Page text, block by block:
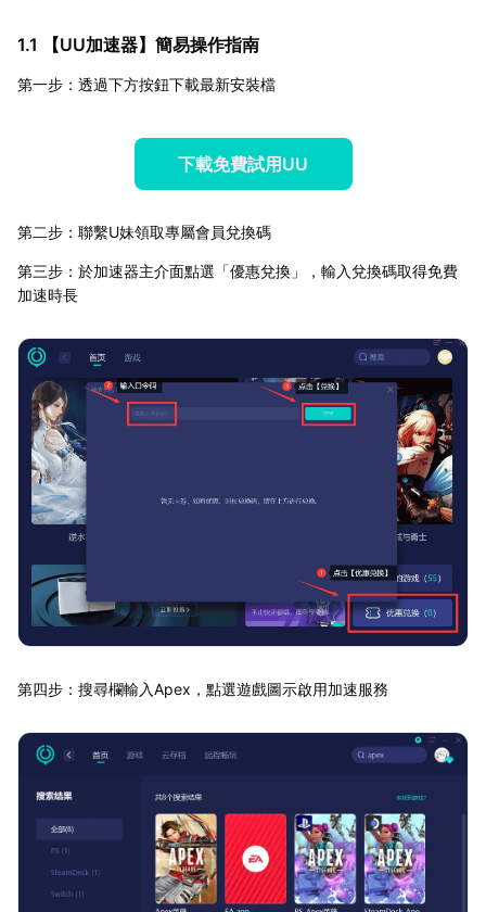
1.1 【UU加速器】簡易操作指南
第一步：透過下方按鈕下載最新安裝檔
下載免費試用UU
第二步：聯繫U妹領取專屬會員兌換碼
第三步：於加速器主介面點選「優惠兌換」，輸入兌換碼取得免費
加速時長
第四步：搜尋欄輸入Apex，點選遊戲圖示啟用加速服務